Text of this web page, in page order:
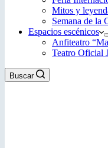
Mitos y
Semana de la
Espacios escénicos
Anfiteatro
Teatro Oficial
Buscar